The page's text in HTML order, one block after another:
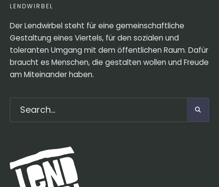
LENDWIRBEL
Der Lendwirbel steht für eine gemeinschaftliche
Gestaltung eines Viertels, für den sozialen und
toleranten Umgang mit dem öffentlichen Raum. Dafür
braucht es Menschen, die gestalten wollen und Freude
am Miteinander haben.